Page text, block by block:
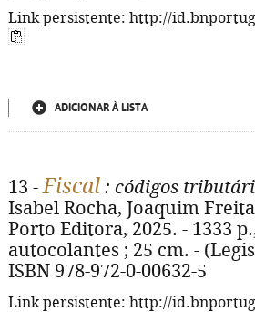
Link persistente: http://
ADICIONAR À LISTA
13 -Fiscal : códigos
Isabel Rocha, Joaquim
Porto Editora, 2025. - 1333
autocolantes ; 25 cm. -
ISBN 978-972-0-00632-5
Link persistente: http://